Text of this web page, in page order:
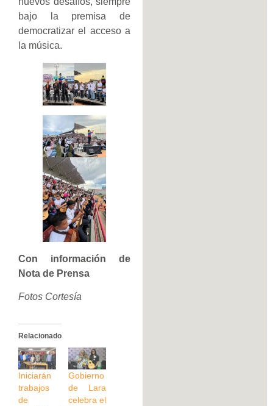
bajo la premisa de
democratizar el acceso a
la música.
Con información de
Nota de Prensa
Fotos Cortesía
Relacionado
Iniciarán
trabajos
de
‎Gobierno
de Lara
celebra el